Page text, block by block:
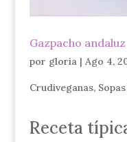
Gazpacho andaluz
por gloria| Ago 4,
Crudiveganas,
Receta